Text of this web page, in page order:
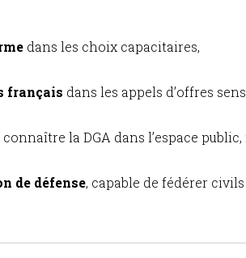
dans les choix capacitaires,
français dans les appels d’offres
connaître la DGA dans l’espace
de défense, capable de fédérer